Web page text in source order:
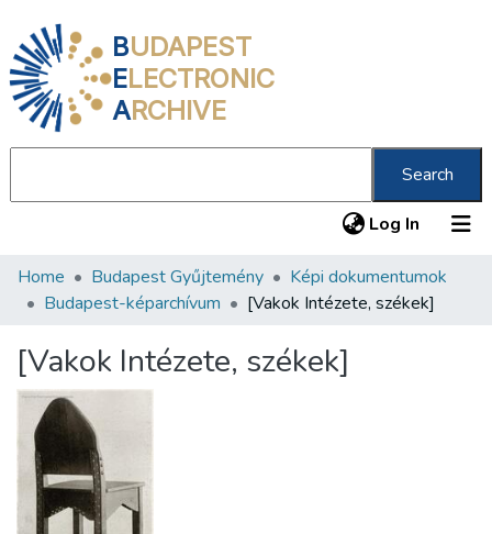
BUDAPEST
ELECTRONIC
ARCHIVE
Search
Log In (current)
Communities & Collections
Statistics
About us
Home Budapest Gyűjtemény
Képi dokumentumok
Budapest-képarchívum
[Vakok Intézete, székek]
[Vakok Intézete, székek]